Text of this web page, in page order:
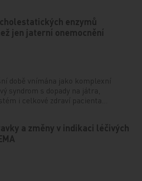
enzymů
jen jaterní onemocnění
době vnímána jako komplexní
syndrom s dopady na játra,
i celkové zdraví pacienta…
a změny v indikaci léčivých